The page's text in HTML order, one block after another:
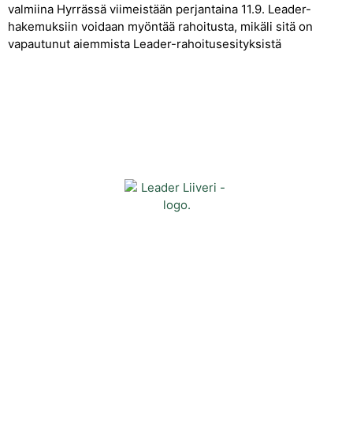
valmiina Hyrrässä viimeistään perjantaina 11.9. Leader-
hakemuksiin voidaan myöntää rahoitusta, mikäli sitä on
vapautunut aiemmista Leader-rahoitusesityksistä